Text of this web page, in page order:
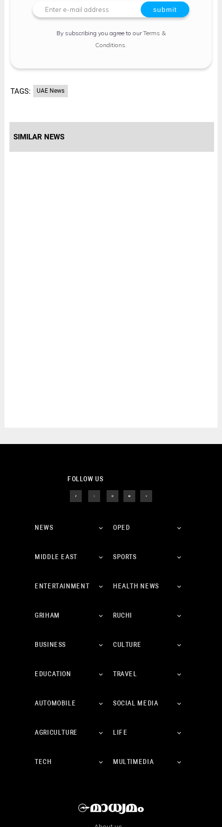
By subscribing you agree to ourTerms &
Conditions
TAGS: UAE News
SIMILAR NEWS
FOLLOW US
NEWS OPED
MIDDLE EAST SPORTS
ENTERTAINMENT HEALTH NEWS
GRIHAM RUCHI
BUSINESS CULTURE
EDUCATION TRAVEL
AUTOMOBILE SOCIAL MEDIA
AGRICULTURE LIFE
TECH MULTIMEDIA